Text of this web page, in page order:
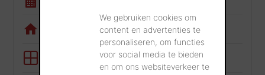
We gebruiken cookies om
content en advertenties te
personaliseren, om functies
voor social media te bieden
en om ons websiteverkeer te
Appli de visualisation